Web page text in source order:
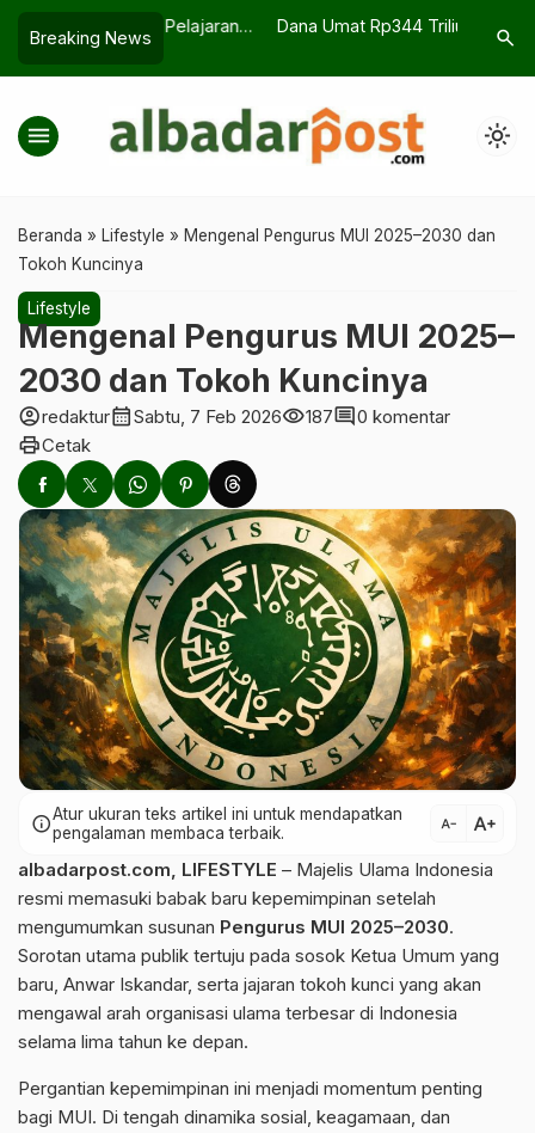
Breaking News
Dana Umat Rp344 Triliun, Mengapa
Berkurang?
UU search
menu light_mode
Beranda » Lifestyle » Mengenal Pengurus MUI 2025–2030 dan
Tokoh Kuncinya
Lifestyle
Mengenal Pengurus MUI 2025–
2030 dan Tokoh Kuncinya
account_circleredakturcalendar_monthSabtu, 7 Feb 2026visibility187comment0 komentar
printCetak
infoAtur ukuran teks artikel ini untuk mendapatkan
pengalaman membaca terbaik.
text_decrease text_increase
albadarpost.com, LIFESTYLE – Majelis Ulama Indonesia
resmi memasuki babak baru kepemimpinan setelah
mengumumkan susunan Pengurus MUI 2025–2030.
Sorotan utama publik tertuju pada sosok Ketua Umum yang
baru, Anwar Iskandar, serta jajaran tokoh kunci yang akan
mengawal arah organisasi ulama terbesar di Indonesia
selama lima tahun ke depan.
Pergantian kepemimpinan ini menjadi momentum penting
bagi MUI. Di tengah dinamika sosial, keagamaan, dan